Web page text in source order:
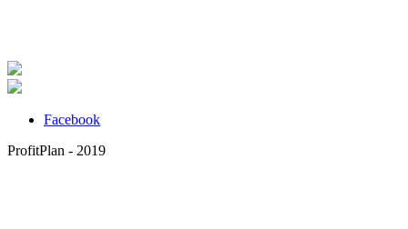
Facebook
ProfitPlan - 2019